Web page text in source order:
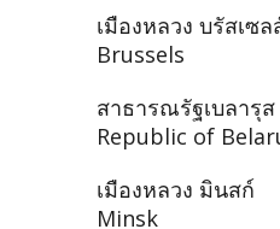
เมืองหลวง บรัสเซล
Brussels
สาธารณรัฐเบลารุส
Republic of
เมืองหลวง มินสก์
Minsk